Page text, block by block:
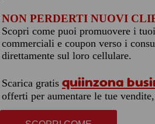
NON PERDERTI NUOVI
Scopri come puoi promuovere i
commerciali e coupon verso i
direttamente sul loro cellulare.
Scarica gratis quiinzona
offerti per aumentare le tue